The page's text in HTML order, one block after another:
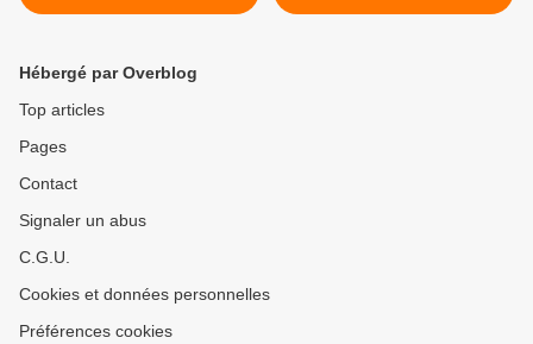
excédents en déficits
brioche >
Hébergé par Overblog
Top articles
Pages
Contact
Signaler un abus
C.G.U.
Cookies et données personnelles
Préférences cookies